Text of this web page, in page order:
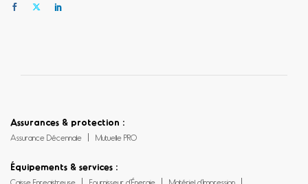
Assurances & protection :
Assurance Décennale Mutuelle PRO
Équipements & services :
Caisse Enregistreuse Fournisseur d’Énergie Matériel d’Impression